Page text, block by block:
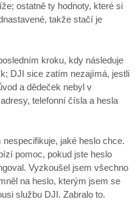
ostatně ty hodnoty, které si
takže stačí je
kroku, kdy následuje
DJI sice zatím nezajímá, jestli
a dědeček nebyl v
telefonní čísla a hesla
jaké heslo chce.
pomoc, pokud jste heslo
Vyzkoušel jsem všechno
na heslo, kterým jsem se
službu DJI. Zabralo to.